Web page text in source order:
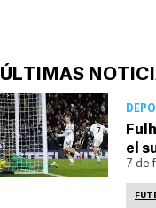
ÚLTIMAS
el
7 de